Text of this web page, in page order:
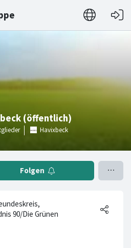
(öffentlich)
Havixbeck
Folgen
90/Die Grünen